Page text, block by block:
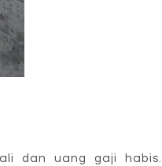
dan uang gaji habis.